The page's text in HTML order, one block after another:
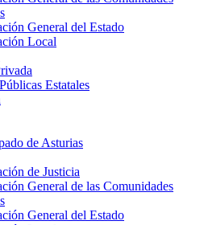
General del Estado
Local
Estatales
de Asturias
de Justicia
General de las Comunidades
General del Estado